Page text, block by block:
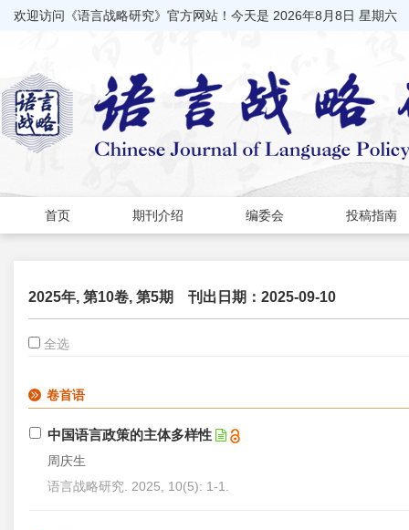
欢迎访问《语言战略研究》官方网站！今天是 2026年8月8日 星期六
首页 期刊介绍 编委会 投稿指南
2025年, 第10卷, 第5期 刊出日期：2025-09-10
全选
卷首语
中国语言政策的主体多样性
周庆生
语言战略研究. 2025, 10(5): 1-1.